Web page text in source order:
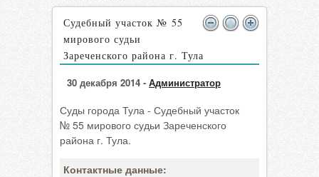
Судебный участок № 55
мирового судьи
Зареченского района г. Тула
30 декабря 2014 - Администратор
Суды города Тула - Судебный участок
№ 55 мирового судьи Зареченского
района г. Тула.
Контактные данные: